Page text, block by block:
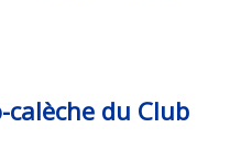
du Club